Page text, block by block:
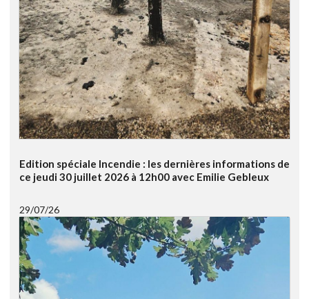
Edition spéciale Incendie : les dernières informations de
ce jeudi 30 juillet 2026 à 12h00 avec Emilie Gebleux
29/07/26